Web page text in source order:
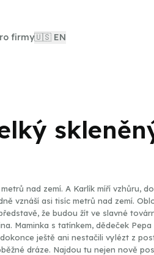
firmy🇺🇸 EN
nad zemí. A Karlík míří vzhůru,
vznáší asi tisíc metrů nad zemí.
že budou žít ve slavné
Maminka s tatínkem, dědeček
ještě ani nestačili vylézt z
dráze. Najdou tu nejen nově